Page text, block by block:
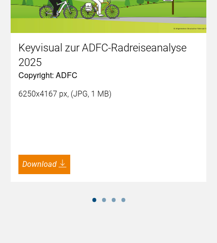
Keyvisual zur ADFC-Radreiseanalyse
2025
Copyright: ADFC
6250x4167 px, (JPG, 1 MB)
Download